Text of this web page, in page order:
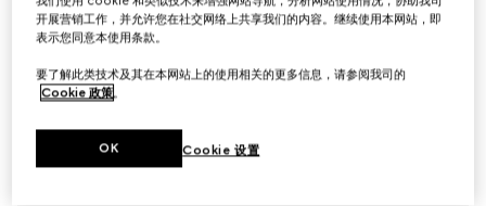
相关款式米色和蓝色GG帆布
开展营销工作，并允许您在社交网络上共享我们的内容。继续使用本网站，即
表示您同意本使用条款。
要了解此类技术及其在本网站上的使用相关的更多信息，请参阅我司的
Cookie 政策。
Cookie 设置
OK